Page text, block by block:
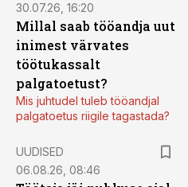
30.07.26, 16:20
Millal saab tööandja uut
inimest värvates
töötukassalt
palgatoetust?
Mis juhtudel tuleb tööandjal
palgatoetus riigile tagastada?
UUDISED
06.08.26, 08:46